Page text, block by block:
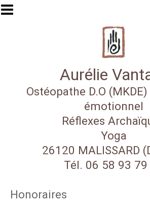
Aller au contenu principal
Aurélie
Ostéopathe D.O
émotionnel
Réflexes
Yoga
26120 MALISSARD
Tél. 06 58 93 79
Honoraires